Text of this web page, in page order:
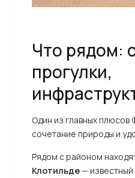
Что рядом:
прогулки,
Один из главных плюсов
сочетание природы и
Рядом с районом
Клотильде— известный